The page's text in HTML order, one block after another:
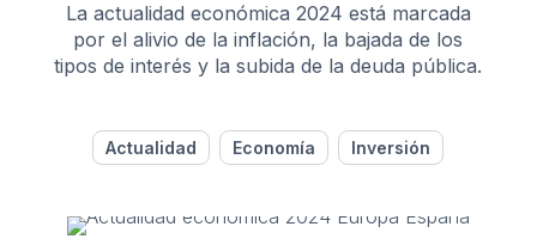
La actualidad económica 2024 está marcada
por el alivio de la inflación, la bajada de los
tipos de interés y la subida de la deuda pública.
Actualidad Economía Inversión